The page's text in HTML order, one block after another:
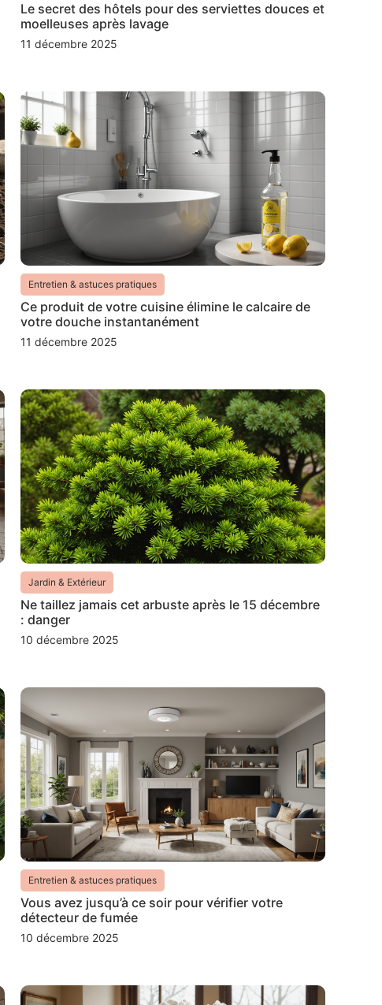
Le secret des hôtels pour des serviettes douces et
moelleuses après lavage
11 décembre 2025
Entretien & astuces pratiques
Ce produit de votre cuisine élimine le calcaire de
votre douche instantanément
11 décembre 2025
Jardin & Extérieur
Ne taillez jamais cet arbuste après le 15 décembre
: danger
10 décembre 2025
Entretien & astuces pratiques
Vous avez jusqu’à ce soir pour vérifier votre
détecteur de fumée
10 décembre 2025